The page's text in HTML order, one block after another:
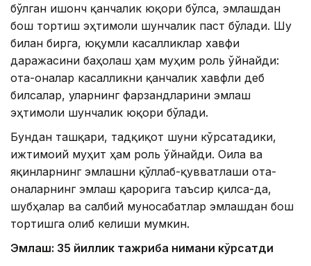
бўлган ишонч қанчалик юқори бўлса, эмлашдан
бош тортиш эҳтимоли шунчалик паст бўлади. Шу
билан бирга, юқумли касалликлар хавфи
даражасини баҳолаш ҳам муҳим роль ўйнайди:
ота-оналар касалликни қанчалик хавфли деб
билсалар, уларнинг фарзандларини эмлаш
эҳтимоли шунчалик юқори бўлади.
Бундан ташқари, тадқиқот шуни кўрсатадики,
ижтимоий муҳит ҳам роль ўйнайди. Оила ва
яқинларнинг эмлашни қўллаб-қувватлаши ота-
оналарнинг эмлаш қарорига таъсир қилса-да,
шубҳалар ва салбий муносабатлар эмлашдан бош
тортишга олиб келиши мумкин.
Эмлаш: 35 йиллик тажриба нимани кўрсатди